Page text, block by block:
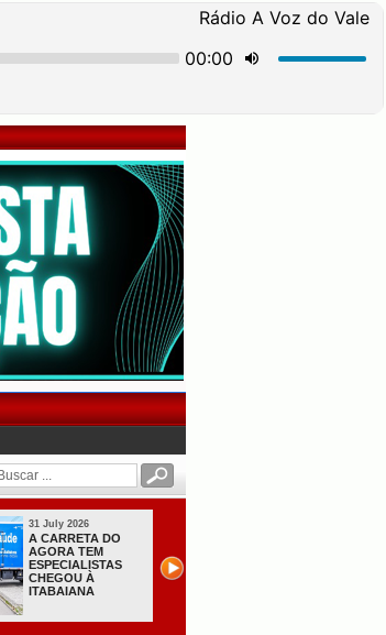
31 July 2026
A CARRETA DO
AGORA TEM
ESPECIALISTAS
CHEGOU À
ITABAIANA